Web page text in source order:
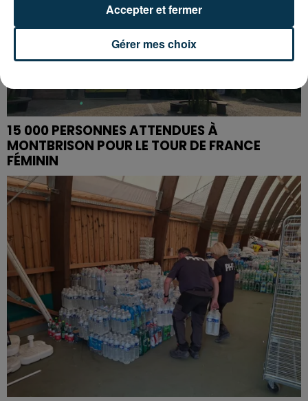
15 000 PERSONNES ATTENDUES À
MONTBRISON POUR LE TOUR DE FRANCE
FÉMININ
Gérer mes choix
Accepter et fermer